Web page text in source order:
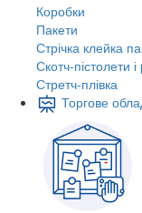
Коробки
Пакети
Стрічка клейка
Скотч-пістолети
Стретч-плівка
Торгове